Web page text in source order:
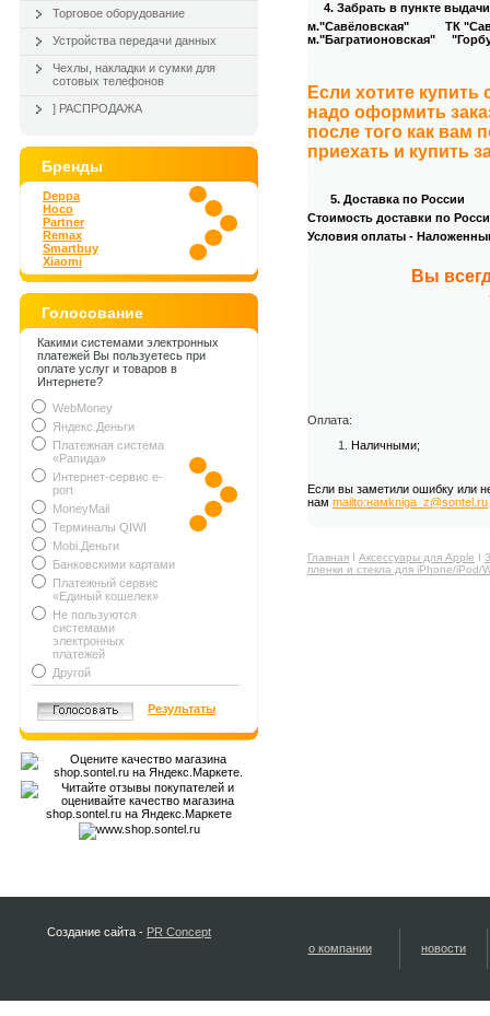
Торговое оборудование
Устройства передачи данных
Чехлы, накладки и сумки для
сотовых телефонов
] РАСПРОДАЖА
Бренды
Deppa
Hoco
Partner
Remax
Smartbuy
Xiaomi
Голосование
Какими системами электронных
платежей Вы пользуетесь при
оплате услуг и товаров в
Интернете?
WebMoney
Яндекс.Деньги
Платежная система
«Рапида»
Интернет-сервис e-
port
MoneyMail
Терминалы QIWI
Mobi.Деньги
Банковскими картами
Платежный сервис
«Единый кошелек»
Не пользуются
системами
электронных
платежей
Другой
Результаты
4. Забрать в пункте
м."Савёловская" ТК
м."Багратионовская"
Если хотите
надо оформить
после того как вам
приехать и купить
5. Доставка по России
Стоимость доставки по
Условия оплаты -
Вы
Оплата:
Наличными;
Если вы заметили ошибку или
нам mailto:намkniga_z@sontel.ru
Главная Ι Аксессуары для Apple Ι
пленки и стекла для iPhone/iPod/
Создание сайта - PR Concept
о компании
новости